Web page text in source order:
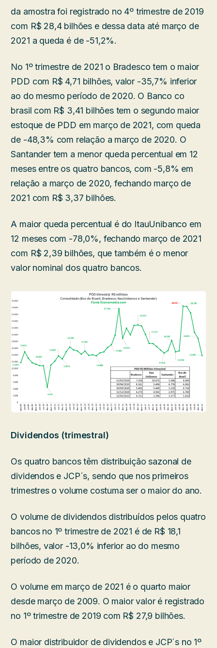
da amostra foi registrado no 4º trimestre de 2019
com R$ 28,4 bilhões e dessa data até março de
2021 a queda é de -51,2%.
No 1º trimestre de 2021 o Bradesco tem o maior
PDD com R$ 4,71 bilhões, valor -35,7% inferior
ao do mesmo período de 2020. O Banco co
brasil com R$ 3,41 bilhões tem o segundo maior
estoque de PDD em março de 2021, com queda
de -48,3% com relação a março de 2020. O
Santander tem a menor queda percentual em 12
meses entre os quatro bancos, com -5,8% em
relação a março de 2020, fechando março de
2021 com R$ 3,37 bilhões.
A maior queda percentual é do ItauUnibanco em
12 meses com -78,0%, fechando março de 2021
com R$ 2,39 bilhões, que também é o menor
valor nominal dos quatro bancos.
Dividendos (trimestral)
Os quatro bancos têm distribuição sazonal de
dividendos e JCP´s, sendo que nos primeiros
trimestres o volume costuma ser o maior do ano.
O volume de dividendos distribuídos pelos quatro
bancos no 1º trimestre de 2021 é de R$ 18,1
bilhões, valor -13,0% inferior ao do mesmo
período de 2020.
O volume em março de 2021 é o quarto maior
desde março de 2009. O maior valor é registrado
no 1º trimestre de 2019 com R$ 27,9 bilhões.
O maior distribuidor de dividendos e JCP´s no 1º